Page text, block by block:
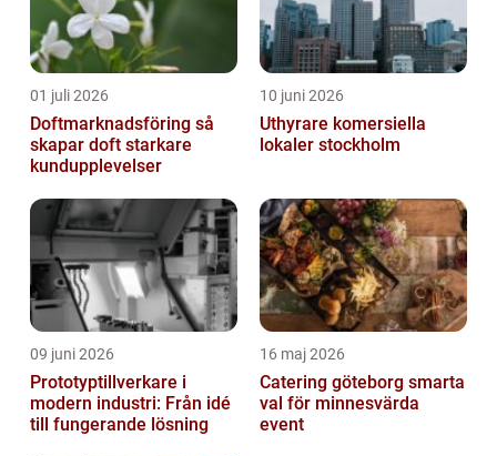
01 juli 2026
Doftmarknadsföring så
skapar doft starkare
kundupplevelser
10 juni 2026
Uthyrare komersiella
lokaler stockholm
09 juni 2026
Prototyptillverkare i
modern industri: Från idé
till fungerande lösning
16 maj 2026
Catering göteborg smarta
val för minnesvärda
event